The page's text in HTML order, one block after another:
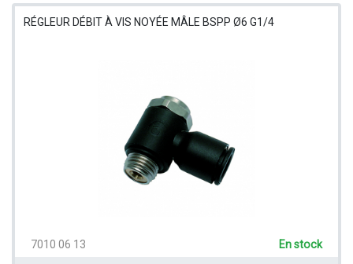
RÉGLEUR DÉBIT À VIS NOYÉE MÂLE BSPP Ø6 G1/4
7010 06 13 En stock